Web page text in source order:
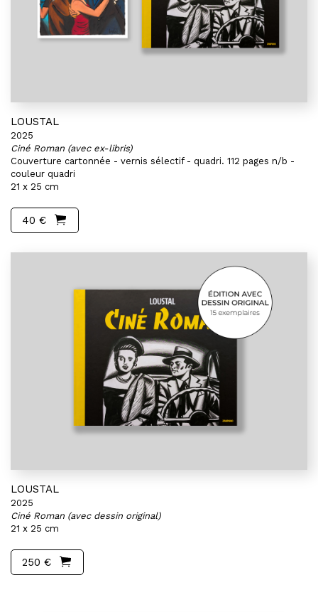
LOUSTAL
2025
Ciné Roman (avec ex-libris)
Couverture cartonnée - vernis sélectif - quadri. 112 pages n/b -
couleur quadri
21 x 25 cm
40 €
LOUSTAL
2025
Ciné Roman (avec dessin original)
21 x 25 cm
250 €